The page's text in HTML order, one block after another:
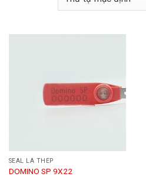
SEAL LÁ THÉP
DOMINO SP 9X22